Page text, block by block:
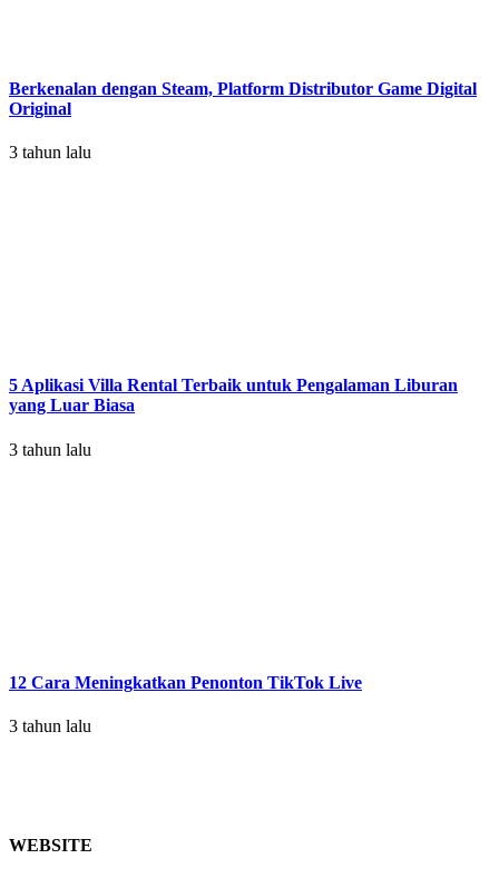
Berkenalan dengan Steam, Platform Distributor Game Digital
Original
3 tahun lalu
5 Aplikasi Villa Rental Terbaik untuk Pengalaman Liburan
yang Luar Biasa
3 tahun lalu
12 Cara Meningkatkan Penonton TikTok Live
3 tahun lalu
WEBSITE